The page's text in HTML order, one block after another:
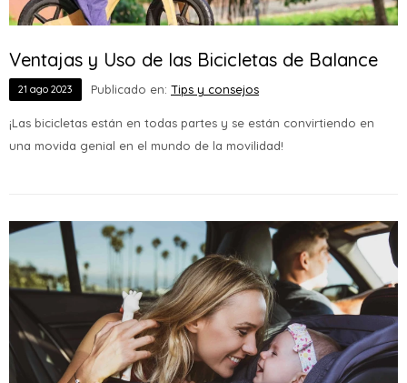
Ventajas y Uso de las Bicicletas de Balance
21 ago 2023 Publicado en: Tips y consejos
¡Las bicicletas están en todas partes y se están convirtiendo en
una movida genial en el mundo de la movilidad!